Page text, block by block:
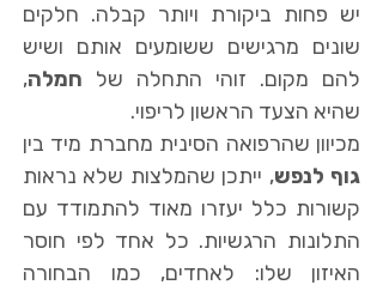
יש פחות ביקורת ויותר קבלה. חלקים
שונים מרגישים ששומעים אותם ושיש
להם מקום. זוהי התחלה של חמלה,
שהיא הצעד הראשון לריפוי.
מכיוון שהרפואה הסינית מחברת מיד בין
גוף לנפש, ייתכן שהמלצות שלא נראות
קשורות כלל יעזרו מאוד להתמודד עם
התלונות הרגשיות. כל אחד לפי חוסר
האיזון שלו: לאחדים, כמו הבחורה